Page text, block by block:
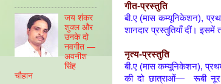
गीत-प्रस्तुति
बी.ए (मास कम्यूनिकेशन),
शानदार प्रस्तुतियाँ दीं। इसमें
नृत्य-प्रस्तुति
बी.ए (मास कम्यूनिकेशन),
की दो छात्राओं— रूबी
जय शंकर
शुक्ल और
उनके दो
नवगीत —
अवनीश
सिंह
चौहान